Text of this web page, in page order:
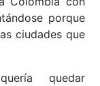
porque
ciudades que
quedar